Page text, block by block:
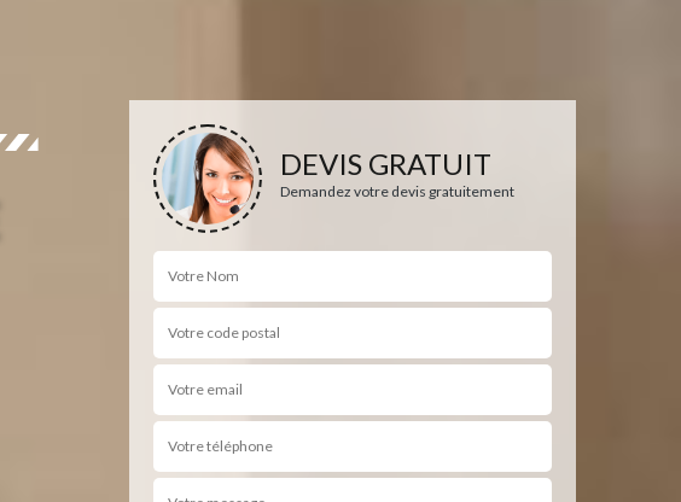
DEVIS GRATUIT
Demandez votre devis gratuitement